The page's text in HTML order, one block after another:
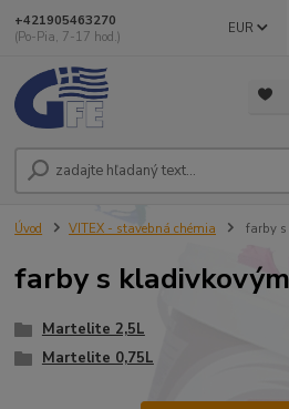
EUR
+421905463270
(Po-Pia, 7-17 hod.)
Úvod VITEX - stavebná chémia farby s
farby s
Martelite 2,5L
Martelite 0,75L